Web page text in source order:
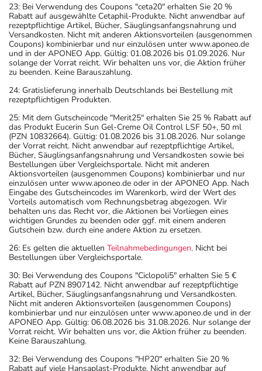
23: Bei Verwendung des Coupons "ceta20" erhalten Sie 20 %
Rabatt auf ausgewählte Cetaphil-Produkte. Nicht anwendbar auf
rezeptpflichtige Artikel, Bücher, Säuglingsanfangsnahrung und
Versandkosten. Nicht mit anderen Aktionsvorteilen (ausgenommen
Coupons) kombinierbar und nur einzulösen unter www.aponeo.de
und in der APONEO App. Gültig: 01.08.2026 bis 01.09.2026. Nur
solange der Vorrat reicht. Wir behalten uns vor, die Aktion früher
zu beenden. Keine Barauszahlung.
24: Gratislieferung innerhalb Deutschlands bei Bestellung mit
rezeptpflichtigen Produkten.
25: Mit dem Gutscheincode "Merit25" erhalten Sie 25 % Rabatt auf
das Produkt Eucerin Sun Gel-Creme Oil Control LSF 50+, 50 ml
(PZN 10832664). Gültig: 01.08.2026 bis 31.08.2026. Nur solange
der Vorrat reicht. Nicht anwendbar auf rezeptpflichtige Artikel,
Bücher, Säuglingsanfangsnahrung und Versandkosten sowie bei
Bestellungen über Vergleichsportale. Nicht mit anderen
Aktionsvorteilen (ausgenommen Coupons) kombinierbar und nur
einzulösen unter www.aponeo.de oder in der APONEO App. Nach
Eingabe des Gutscheincodes im Warenkorb, wird der Wert des
Vorteils automatisch vom Rechnungsbetrag abgezogen. Wir
behalten uns das Recht vor, die Aktionen bei Vorliegen eines
wichtigen Grundes zu beenden oder ggf. mit einem anderen
Gutschein bzw. durch eine andere Aktion zu ersetzen.
26: Es gelten die aktuellen Teilnahmebedingungen. Nicht bei
Bestellungen über Vergleichsportale.
30: Bei Verwendung des Coupons "Ciclopoli5" erhalten Sie 5 €
Rabatt auf PZN 8907142. Nicht anwendbar auf rezeptpflichtige
Artikel, Bücher, Säuglingsanfangsnahrung und Versandkosten.
Nicht mit anderen Aktionsvorteilen (ausgenommen Coupons)
kombinierbar und nur einzulösen unter www.aponeo.de und in der
APONEO App. Gültig: 06.08.2026 bis 31.08.2026. Nur solange der
Vorrat reicht. Wir behalten uns vor, die Aktion früher zu beenden.
Keine Barauszahlung.
32: Bei Verwendung des Coupons "HP20" erhalten Sie 20 %
Rabatt auf viele Hansaplast-Produkte. Nicht anwendbar auf